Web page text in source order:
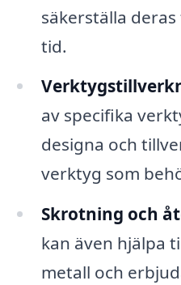
säkerställa
tid.
av specifika
designa och
verktyg som
Skrotning och
kan även hjälpa
metall och